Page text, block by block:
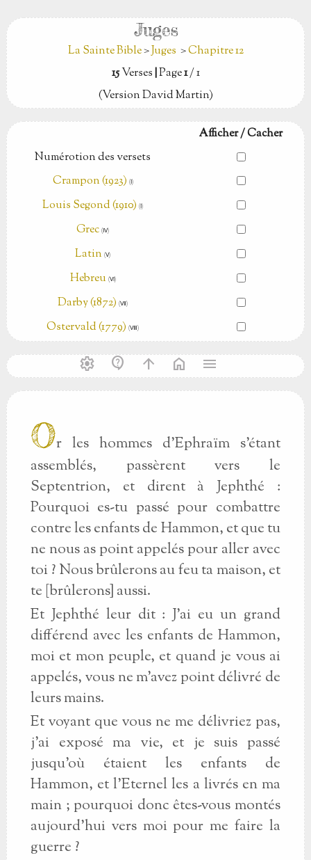
Juges
La Sainte Bible>Juges >Chapitre 12
15Verses|Page1/ 1
(Version David Martin)
Afficher / Cacher
Numérotion des versets
Crampon (1923) (Ⅰ)
Louis Segond (1910)(Ⅰ)
Grec (Ⅳ)
Latin (Ⅴ)
Hebreu (Ⅵ)
Darby (1872) (Ⅶ)
Ostervald (1779) (Ⅷ)
settings contact_support arrow_upward home menu
Or les hommes d’Ephraïm s’étant
assemblés, passèrent vers le
Septentrion, et dirent à Jephthé :
Pourquoi es-tu passé pour combattre
contre les enfants de Hammon, et que tu
ne nous as point appelés pour aller avec
toi ? Nous brûlerons au feu ta maison, et
te [brûlerons] aussi.
Et Jephthé leur dit : J’ai eu un grand
différend avec les enfants de Hammon,
moi et mon peuple, et quand je vous ai
appelés, vous ne m’avez point délivré de
leurs mains.
Et voyant que vous ne me délivriez pas,
j’ai exposé ma vie, et je suis passé
jusqu’où étaient les enfants de
Hammon, et l’Eternel les a livrés en ma
main ; pourquoi donc êtes-vous montés
aujourd’hui vers moi pour me faire la
guerre ?